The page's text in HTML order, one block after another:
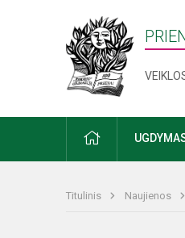
PRADŽIA
Titulinis Naujienos